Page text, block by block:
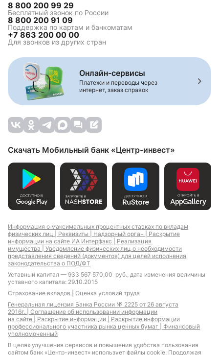
8 800 200 99 29
Бесплатный звонок по России
8 800 200 91 09
Поддержка по картам и банкоматам
+7 863 200 00 00
Для звонков из других стран
Онлайн-сервисы
Платежи и переводы через
интернет, заказ справок
Скачать Мобильный банк «Центр-инвест»
Информация о максимальных процентных ставках по вкладам
физических лиц | Реквизиты | Надзорный орган | Раскрытие
информации на сайте ИА Интерфакс | Реализация
имущества | Уведомление физических лиц о необходимости
представления сведений (документов) для целей исполнения
законодательства о ПОД/ФТ
Уставный капитал — 933 567 570,00 руб., дата изменения величины
уставного капитала: 29.10.2015
Страхование вкладов | Оценка условий труда
Генеральная лицензия Банка России № 2225 от 26 августа
2016г. | Соглашение об использовании информации
на сайте | Раскрытие информации | Раскрытие информации
профессионального участника рынка ценных бумаг | Финансовый
уполномоченный
В целях улучшения сервисов и повышения удобства пользования
сайтом банк «Центр-инвест» использует файлы cookie. Продолжая